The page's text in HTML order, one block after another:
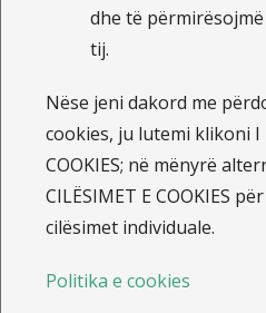
21.7.2026
Sot
tonë si
dhe të
tij.
Nëse jeni dakord me
cookies, ju lutemi klikoni I
COOKIES; në mënyrë
CILËSIMET E COOKIES
cilësimet individuale.
Politika e cookies